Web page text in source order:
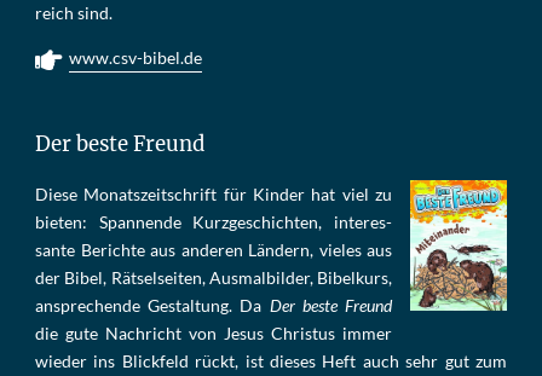
reich sind.
www.csv-bibel.de
Der beste Freund
Die­se Mo­nats­zeit­schrift für Kin­der hat viel zu
bie­ten: Span­nen­de Kurz­ge­schich­ten, in­te­res­
san­te Be­rich­te aus an­de­ren Län­dern, vie­les aus
der Bi­bel, Rät­sel­sei­ten, Aus­mal­bil­der, Bi­bel­kurs,
an­sprech­ende Ge­stal­tung. Da Der beste Freund
die gu­te Nach­richt von Je­sus Chris­tus im­mer
wie­der ins Blick­feld rückt, ist die­ses Heft auch sehr gut zum